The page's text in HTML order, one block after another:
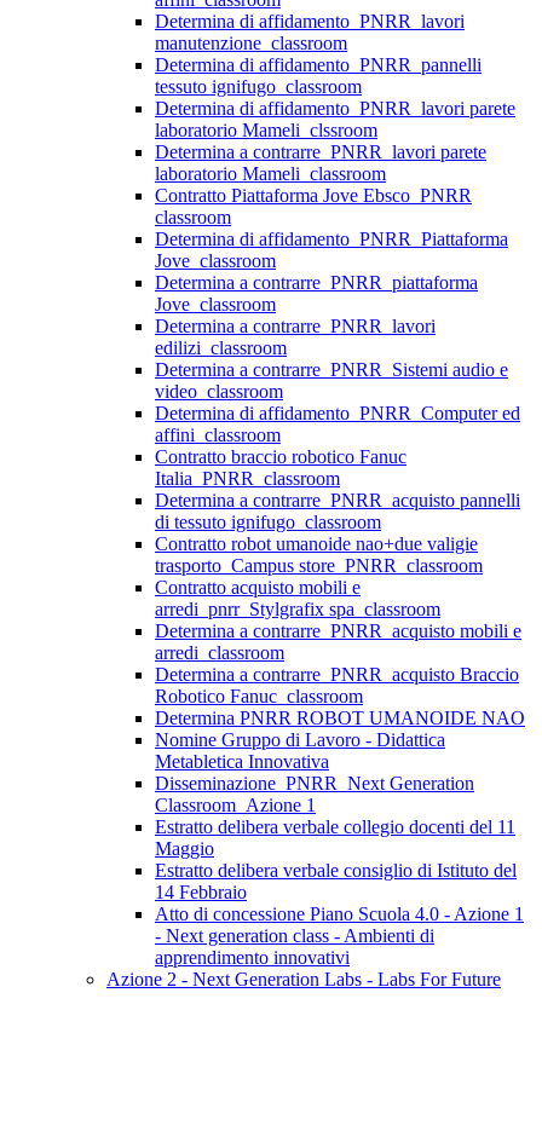
Determina di affidamento_PNRR_lavori
manutenzione_classroom
Determina di affidamento_PNRR_pannelli
tessuto ignifugo_classroom
Determina di affidamento_PNRR_lavori parete
laboratorio Mameli_clssroom
Determina a contrarre_PNRR_lavori parete
laboratorio Mameli_classroom
Contratto Piattaforma Jove Ebsco_PNRR
classroom
Determina di affidamento_PNRR_Piattaforma
Jove_classroom
Determina a contrarre_PNRR_piattaforma
Jove_classroom
Determina a contrarre_PNRR_lavori
edilizi_classroom
Determina a contrarre_PNRR_Sistemi audio e
video_classroom
Determina di affidamento_PNRR_Computer ed
affini_classroom
Contratto braccio robotico Fanuc
Italia_PNRR_classroom
Determina a contrarre_PNRR_acquisto pannelli
di tessuto ignifugo_classroom
Contratto robot umanoide nao+due valigie
trasporto_Campus store_PNRR_classroom
Contratto acquisto mobili e
arredi_pnrr_Stylgrafix spa_classroom
Determina a contrarre_PNRR_acquisto mobili e
arredi_classroom
Determina a contrarre_PNRR_acquisto Braccio
Robotico Fanuc_classroom
Determina PNRR ROBOT UMANOIDE NAO
Nomine Gruppo di Lavoro - Didattica
Metabletica Innovativa
Disseminazione_PNRR_Next Generation
Classroom_Azione 1
Estratto delibera verbale collegio docenti del 11
Maggio
Estratto delibera verbale consiglio di Istituto del
14 Febbraio
Atto di concessione Piano Scuola 4.0 - Azione 1
- Next generation class - Ambienti di
apprendimento innovativi
Azione 2 - Next Generation Labs - Labs For Future